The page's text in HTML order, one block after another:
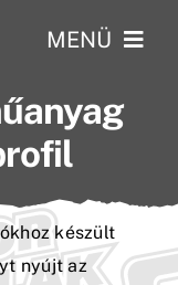
MENÜ
készült
nyújt az